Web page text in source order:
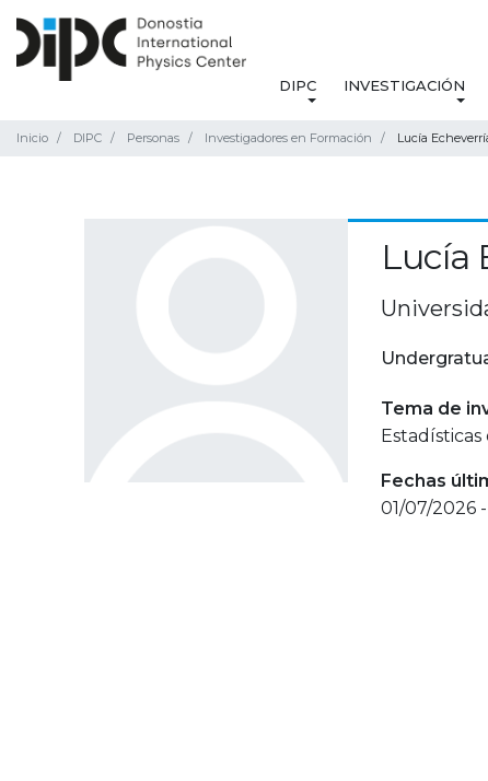
DIPC INVESTIGACIÓN
Inicio DIPC Personas Investigadores en Formación Lucía
Lucía
Tema de
Fechas
01/07/2026